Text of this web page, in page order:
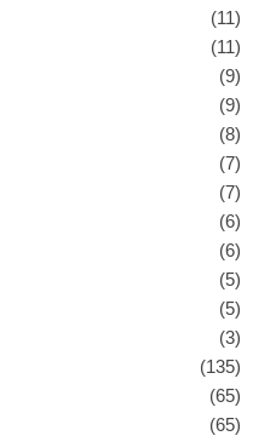
(11)
(11)
(9)
(9)
(8)
(7)
(7)
(6)
(6)
(5)
(5)
(3)
(135)
(65)
(65)